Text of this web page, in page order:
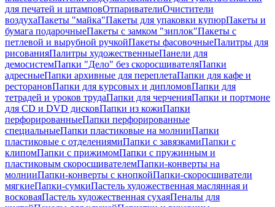
для печатей и штамповОтпаривателиОчистители
воздухаПакеты "майка"Пакеты для упаковки купюрПакеты и
бумага подарочныеПакеты с замком "зиплок"Пакеты с
петлевой и вырубной ручкойПакеты фасовочныеПалитры для
рисованияПалитры художественныеПанели для
демосистемПапки "Дело" без скоросшивателяПапки
адресныеПапки архивные для переплетаПапки для кафе и
ресторановПапки для курсовых и дипломовПапки для
тетрадей и уроков трудаПапки для черченияПапки и портмоне
для CD и DVD дисковПапки из кожиПапки
перфорированныеПапки перфорированные
специальныеПапки пластиковые на молнииПапки
пластиковые с отделениямиПапки с завязкамиПапки с
клипомПапки с прижимомПапки с пружинным и
пластиковым скоросшивателемПапки-конверты на
молнииПапки-конверты с кнопкойПапки-скоросшиватели
мягкиеПапки-сумкиПастель художественная маслянная и
восковаяПастель художественная сухаяПеналы для